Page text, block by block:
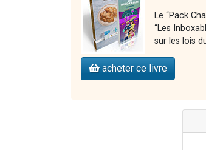
Le “Pack
“Les
sur les lois
acheter ce livre